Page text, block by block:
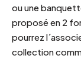
ou une
proposé en 2
pourrez
collection